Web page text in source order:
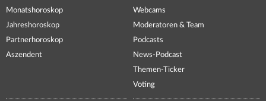
Monatshoroskop
Jahreshoroskop
Partnerhoroskop
Aszendent
Webcams
Moderatoren & Team
Podcasts
News-Podcast
Themen-Ticker
Voting